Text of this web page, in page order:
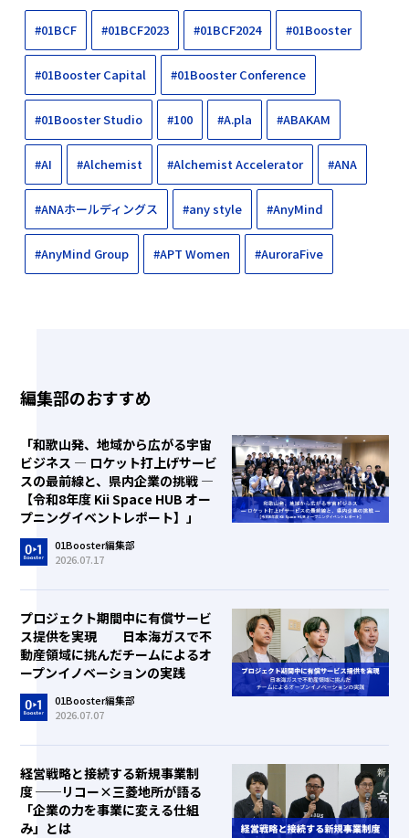
#01BCF #01BCF2023 #01BCF2024 #01Booster
#01Booster Capital #01Booster Conference
#01Booster Studio #100 #A.pla #ABAKAM
#AI #Alchemist #Alchemist Accelerator #ANA
#ANAホールディングス #any style #AnyMind
#AnyMind Group #APT Women #AuroraFive
編集部のおすすめ
「和歌山発、地域から広がる宇宙
ビジネス ― ロケット打上げサービ
スの最前線と、県内企業の挑戦 ―
【令和8年度 Kii Space HUB オー
プニングイベントレポート】」
01Booster編集部
2026.07.17
プロジェクト期間中に有償サービ
ス提供を実現 日本海ガスで不
動産領域に挑んだチームによるオ
ープンイノベーションの実践
01Booster編集部
2026.07.07
経営戦略と接続する新規事業制
度 ──リコー×三菱地所が語る
「企業の力を事業に変える仕組
み」とは